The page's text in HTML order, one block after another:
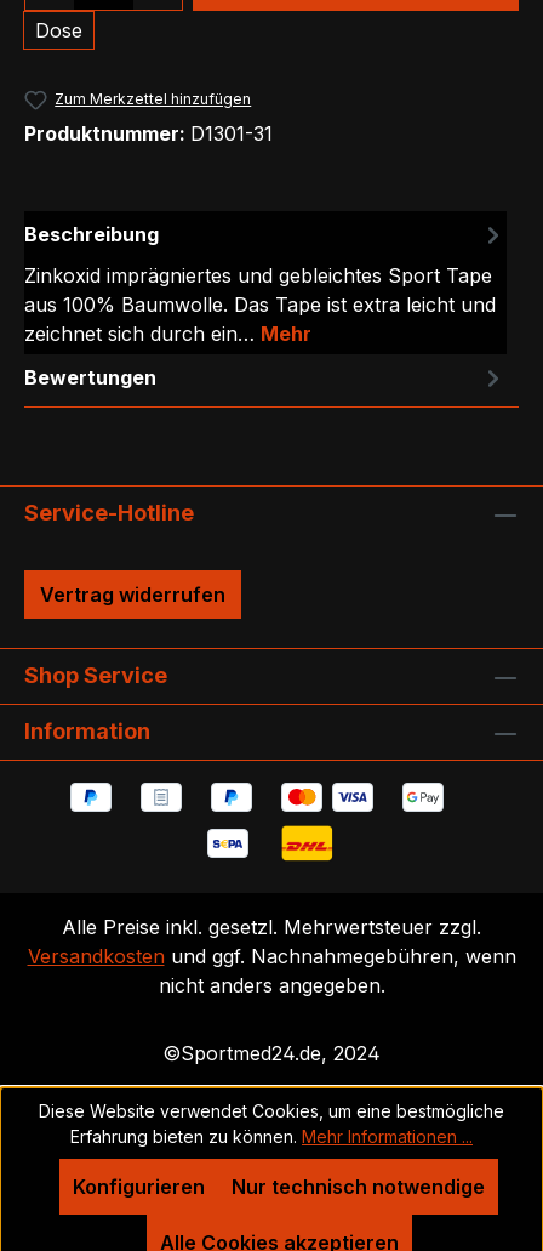
Dose
Zum Merkzettel hinzufügen
Produktnummer: D1301-31
Beschreibung
Zinkoxid imprägniertes und gebleichtes Sport Tape
aus 100% Baumwolle. Das Tape ist extra leicht und
zeichnet sich durch ein… Mehr
Bewertungen
Service-Hotline
Vertrag widerrufen
Shop Service
Information
Alle Preise inkl. gesetzl. Mehrwertsteuer zzgl.
Versandkosten und ggf. Nachnahmegebühren, wenn
nicht anders angegeben.
©Sportmed24.de, 2024
Diese Website verwendet Cookies, um eine bestmögliche
Erfahrung bieten zu können. Mehr Informationen ...
Nur technisch notwendige
Konfigurieren
Alle Cookies akzeptieren